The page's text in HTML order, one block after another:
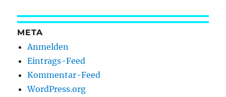
META
Anmelden
Eintrags-Feed
Kommentar-Feed
WordPress.org